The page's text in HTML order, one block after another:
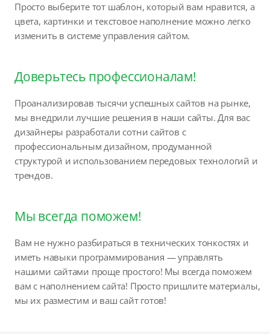
Просто выберите тот шаблон, который вам нравится, а
цвета, картинки и текстовое наполнение можно легко
изменить в системе управления сайтом.
Доверьтесь профессионалам!
Проанализировав тысячи успешных сайтов на рынке,
мы внедрили лучшие решения в наши сайты. Для вас
дизайнеры разработали сотни сайтов с
профессиональным дизайном, продуманной
структурой и использованием передовых технологий и
трендов.
Мы всегда поможем!
Вам не нужно разбираться в технических тонкостях и
иметь навыки программирования — управлять
нашими сайтами проще простого! Мы всегда поможем
вам с наполнением сайта! Просто пришлите материалы,
мы их разместим и ваш сайт готов!